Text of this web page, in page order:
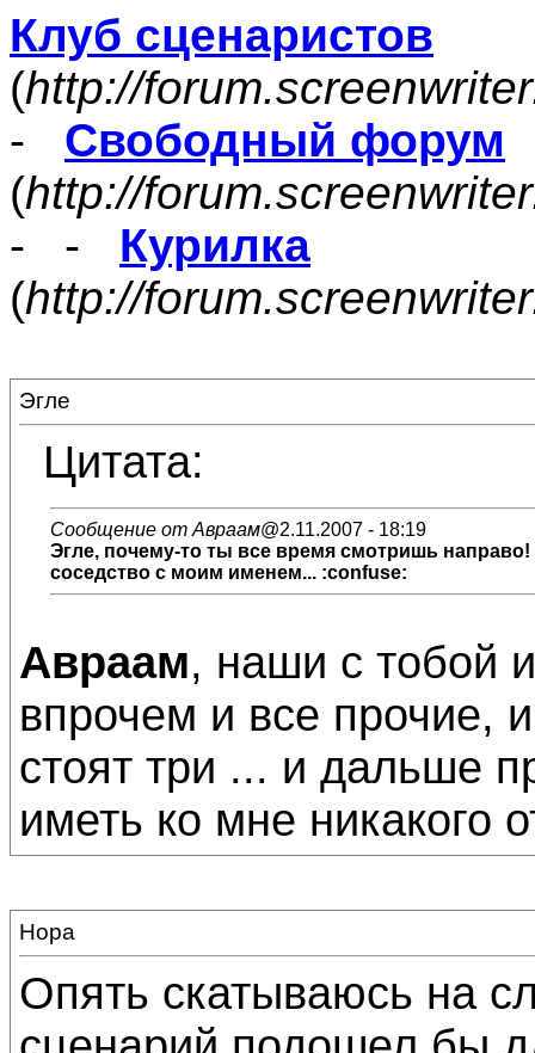
Клуб сценаристов
(http://
- Свободный форум
(http://
- - Курилка
(http://
Эгле
Цитата:
Сообщение от Авраам@2.11.2007 - 18:19
Эгле, почему-то ты все время смотришь
соседство с моим именем... :confuse:
Авраам, наши с тобой
впрочем и все прочие,
стоят три ... и дальше
иметь ко мне никакого
Нора
Опять скатываюсь на